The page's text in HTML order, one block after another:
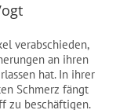
verabschieden,
an ihren
hat. In ihrer
Schmerz fängt
zu beschäftigen.